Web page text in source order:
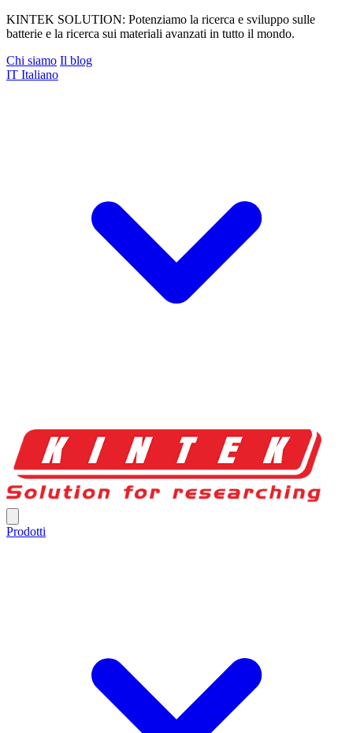
KINTEK SOLUTION: Potenziamo la ricerca e sviluppo sulle
batterie e la ricerca sui materiali avanzati in tutto il mondo.
Chi siamo Il blog
IT Italiano
Prodotti